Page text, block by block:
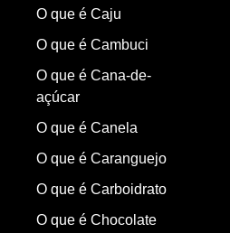
O que é Caju
O que é Cambuci
O que é Cana-de-
açúcar
O que é Canela
O que é Caranguejo
O que é Carboidrato
O que é Chocolate